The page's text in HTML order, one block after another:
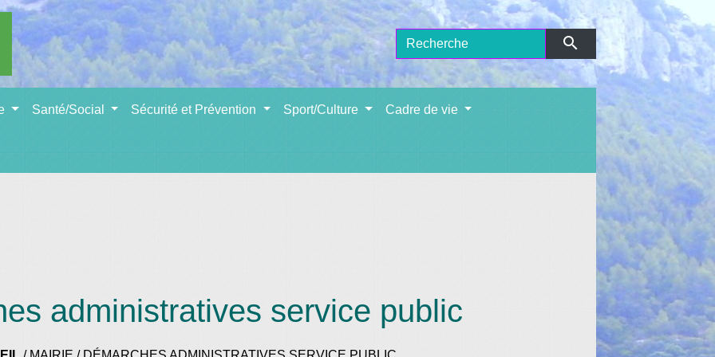
search
Santé/Social Sécurité et Prévention Sport/Culture Cadre de vie
administratives service public